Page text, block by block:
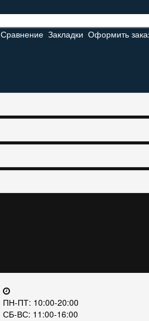
Сравнение Закладки Оформить
ПН-ПТ: 10:00-20:00
СБ-ВС: 11:00-16:00